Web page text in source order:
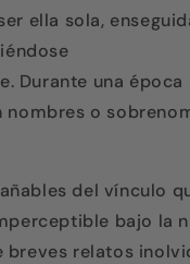
ella sola,
Durante una época
o
del vínculo
bajo la
breves relatos